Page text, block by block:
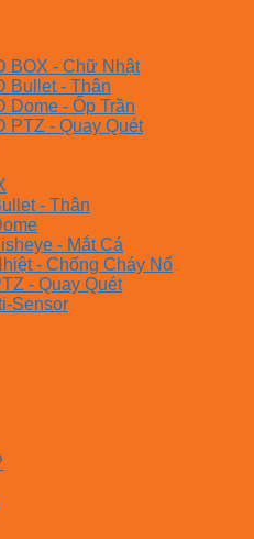
BOX - Chữ Nhật
Bullet - Thân
Dome - Ốp Trần
PTZ - Quay Quét
- Thân
- Mắt Cá
- Chống Cháy Nổ
- Quay Quét
Sensor